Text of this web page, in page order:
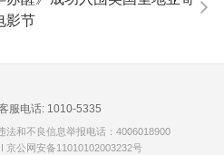
影节
服电话:1010-5335
法和不良信息举报电话：4006018900
I 京公网安备11010102003232号